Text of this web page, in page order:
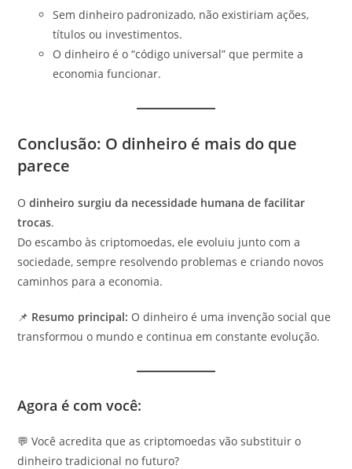
Sem dinheiro padronizado, não existiriam ações,
títulos ou investimentos.
O dinheiro é o “código universal” que permite a
economia funcionar.
Conclusão: O dinheiro é mais do que
parece
Odinheiro surgiu da necessidade humana de facilitar
trocas.
Do escambo às criptomoedas, ele evoluiu junto com a
sociedade, sempre resolvendo problemas e criando novos
caminhos para a economia.
📌 Resumo principal: O dinheiro é uma invenção social que
transformou o mundo e continua em constante evolução.
Agora é com você:
💬 Você acredita que as criptomoedas vão substituir o
dinheiro tradicional no futuro?